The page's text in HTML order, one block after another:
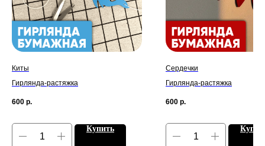
Киты
Гирлянда-растяжка
600 р.
Купить
Сердечки
Гирлянда-растяжка
600 р.